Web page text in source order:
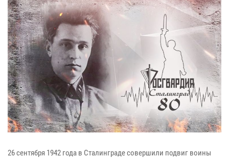
26 сентября 1942 года в Сталинграде совершили подвиг воины